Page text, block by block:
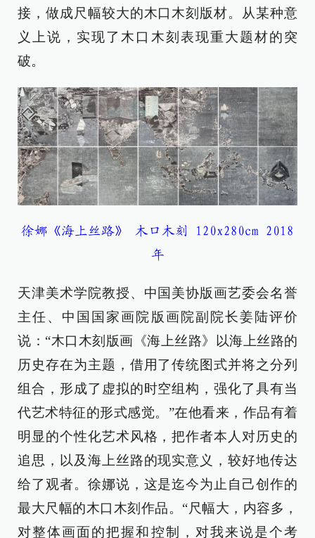
接，做成尺幅较大的木口木刻版材。从某种意
义上说，实现了木口木刻表现重大题材的突
破。
徐娜《海上丝路》 木口木刻 120x280cm 2018
年
天津美术学院教授、中国美协版画艺委会名誉
主任、中国国家画院版画院副院长姜陆评价
说：“木口木刻版画《海上丝路》以海上丝路的
历史存在为主题，借用了传统图式并将之分列
组合，形成了虚拟的时空组构，强化了具有当
代艺术特征的形式感觉。”在他看来，作品有着
明显的个性化艺术风格，把作者本人对历史的
追思，以及海上丝路的现实意义，较好地传达
给了观者。徐娜说，这是迄今为止自己创作的
最大尺幅的木口木刻作品。“尺幅大，内容多，
对整体画面的把握和控制，对我来说是个考